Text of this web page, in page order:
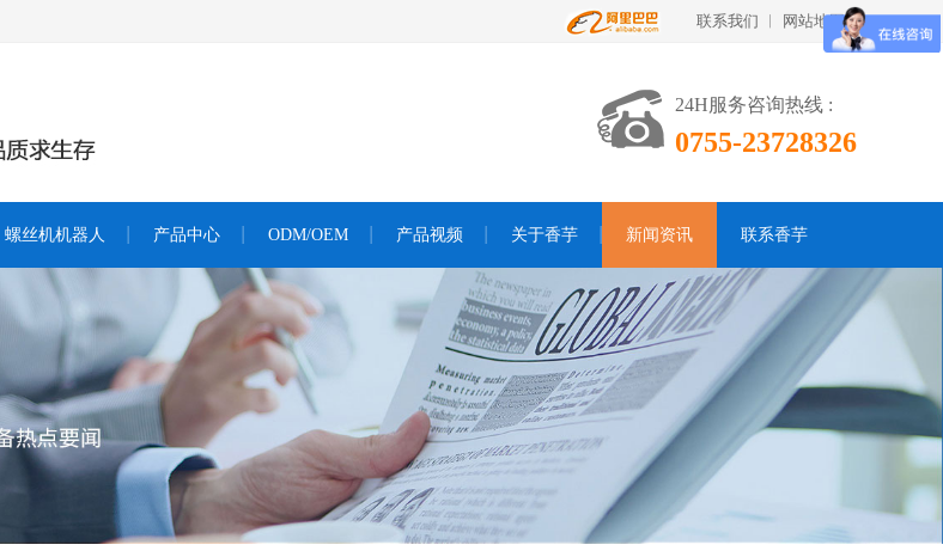
联系我们 网站地图
24H服务咨询热线 :
0755-23728326
螺丝机机器人 产品中心 ODM/OEM 产品视频 关于香芋 新闻资讯 联系香芋